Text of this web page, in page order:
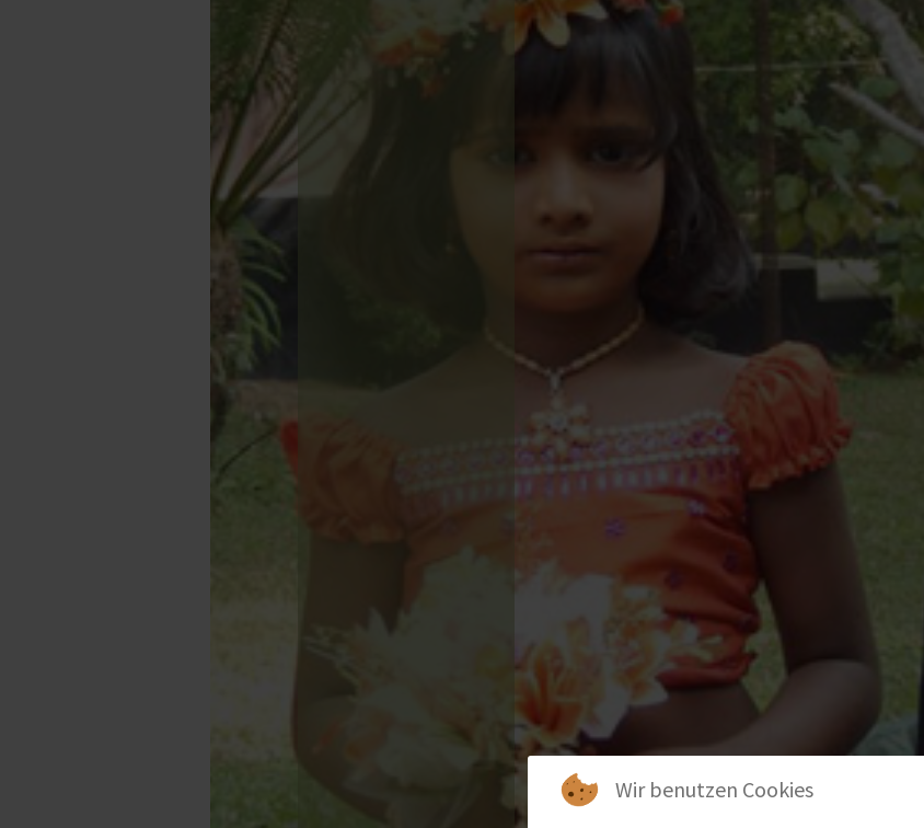
Wir benutzen Cookies